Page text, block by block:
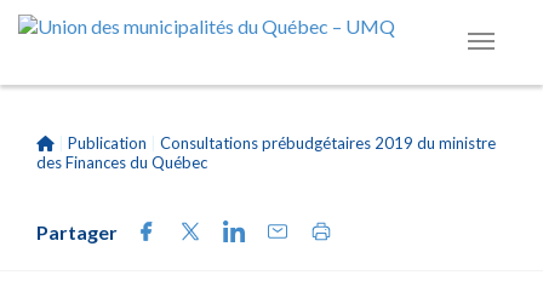
Publication
Consultations prébudgétaires 2019 du ministre
des Finances du Québec
Partager